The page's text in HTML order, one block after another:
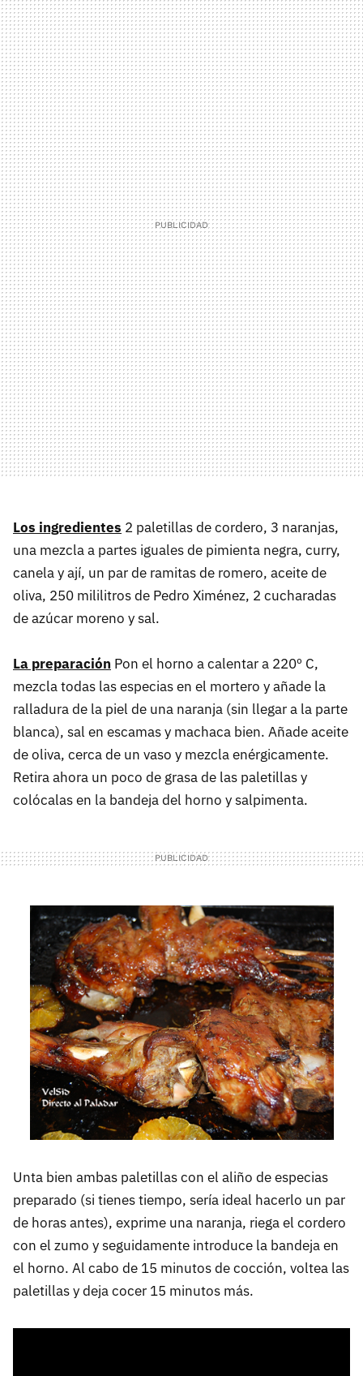
Los ingredientes 2 paletillas de cordero, 3 naranjas,
una mezcla a partes iguales de pimienta negra, curry,
canela y ají, un par de ramitas de romero, aceite de
oliva, 250 mililitros de Pedro Ximénez, 2 cucharadas
de azúcar moreno y sal.
La preparación Pon el horno a calentar a 220º C,
mezcla todas las especias en el mortero y añade la
ralladura de la piel de una naranja (sin llegar a la parte
blanca), sal en escamas y machaca bien. Añade aceite
de oliva, cerca de un vaso y mezcla enérgicamente.
Retira ahora un poco de grasa de las paletillas y
colócalas en la bandeja del horno y salpimenta.
Unta bien ambas paletillas con el aliño de especias
preparado (si tienes tiempo, sería ideal hacerlo un par
de horas antes), exprime una naranja, riega el cordero
con el zumo y seguidamente introduce la bandeja en
el horno. Al cabo de 15 minutos de cocción, voltea las
paletillas y deja cocer 15 minutos más.